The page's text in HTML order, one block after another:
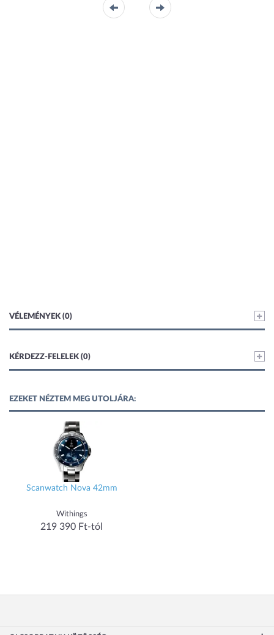
VÉLEMÉNYEK (0)
KÉRDEZZ-FELELEK (0)
EZEKET NÉZTEM MEG UTOLJÁRA:
Scanwatch Nova 42mm
Withings
219 390 Ft-tól